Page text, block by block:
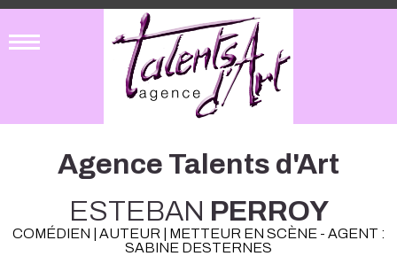
Agence Talents d'Art
ESTEBAN PERROY
COMÉDIEN | AUTEUR | METTEUR EN SCÈNE - AGENT :
SABINE DESTERNES